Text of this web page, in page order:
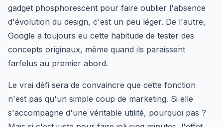
gadget phosphorescent pour faire oublier l'absence
d'évolution du design, c'est un peu léger. De l'autre,
Google a toujours eu cette habitude de tester des
concepts originaux, même quand ils paraissent
farfelus au premier abord.
Le vrai défi sera de convaincre que cette fonction
n'est pas qu'un simple coup de marketing. Si elle
s'accompagne d'une véritable utilité, pourquoi pas ?